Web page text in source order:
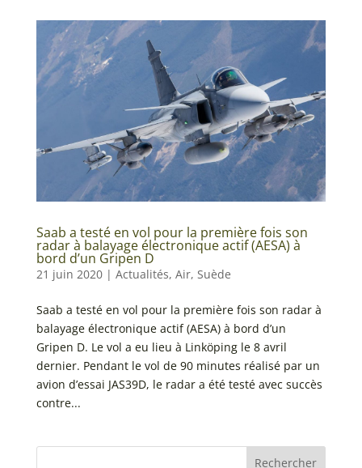
Saab a testé en vol pour la première fois son
radar à balayage électronique actif (AESA) à
bord d’un Gripen D
21 juin 2020| Actualités, Air, Suède
Saab a testé en vol pour la première fois son radar à
balayage électronique actif (AESA) à bord d’un
Gripen D. Le vol a eu lieu à Linköping le 8 avril
dernier. Pendant le vol de 90 minutes réalisé par un
avion d’essai JAS39D, le radar a été testé avec succès
contre...